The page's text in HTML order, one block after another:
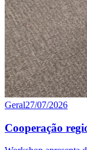
Geral27/07/2026
Cooperação